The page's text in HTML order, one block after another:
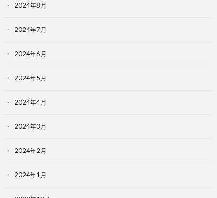
2024年8月
2024年7月
2024年6月
2024年5月
2024年4月
2024年3月
2024年2月
2024年1月